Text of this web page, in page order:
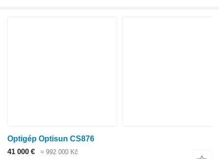
Optigép Optisun CS876
41 000 €
≈ 992 000 Kč